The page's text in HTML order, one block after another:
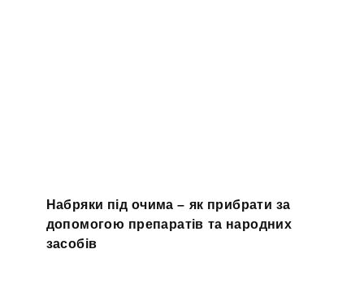
Набряки під очима – як прибрати за
допомогою препаратів та народних
засобів